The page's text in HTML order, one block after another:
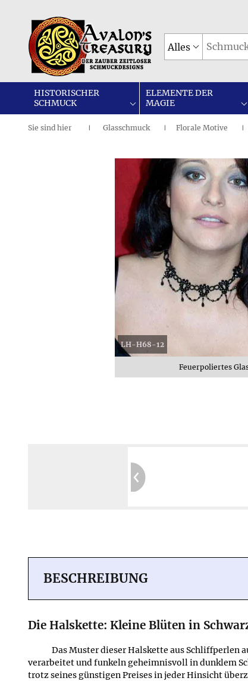
Alles
HISTORISCHER
SCHMUCK
ELEMENTE DER
MAGIE
Sie sind hier | Glasschmuck I Florale Motive I
LH-H68-12
Feuerpoliertes
BESCHREIBUNG
Die Halskette: Kleine Blüten in
Das Muster dieser Halskette aus Schliffperlen
verarbeitet und funkeln geheimnisvoll in dunklem
trotz seines günstigen Preises in jeder Hinsicht